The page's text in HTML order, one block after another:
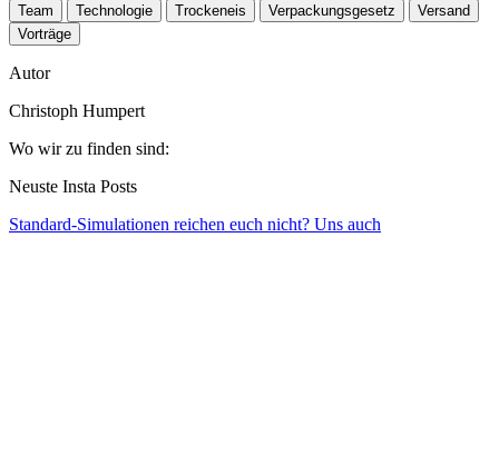
Team
Technologie Trockeneis Verpackungsgesetz
Versand
Vorträge
Autor
Christoph Humpert
Wo wir zu finden sind:
Neuste Insta Posts
Standard-Simulationen reichen euch nicht? Uns auch